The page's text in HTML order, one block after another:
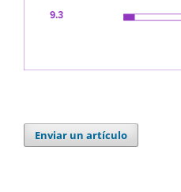
Enviar un artículo